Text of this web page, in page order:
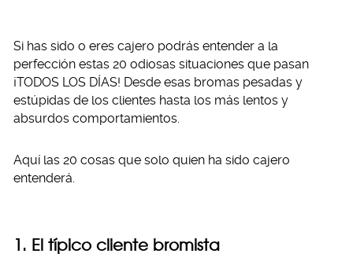
Si has sido o eres cajero podrás entender a la
perfección estas 20 odiosas situaciones que pasan
¡TODOS LOS DÍAS! Desde esas bromas pesadas y
estúpidas de los clientes hasta los más lentos y
absurdos comportamientos.
Aquí las 20 cosas que solo quien ha sido cajero
entenderá.
1. El típico cliente bromista